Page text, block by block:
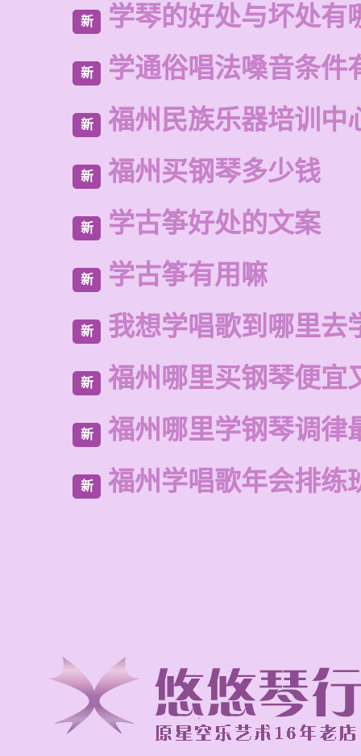
新 学琴的好处与坏处有
新 学通俗唱法嗓音条件
新 福州民族乐器培训中
新 福州买钢琴多少钱
新 学古筝好处的文案
新 学古筝有用嘛
新 我想学唱歌到哪里去
新 福州哪里买钢琴便宜
新 福州哪里学钢琴调律
新 福州学唱歌年会排练